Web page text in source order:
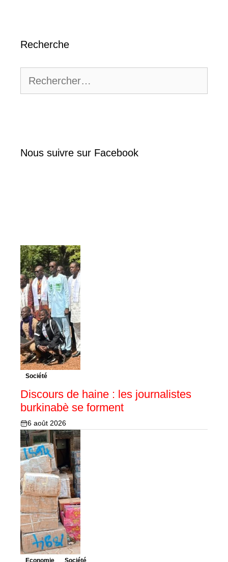
Recherche
Nous suivre sur Facebook
Société
Discours de haine : les journalistes
burkinabè se forment
6 août 2026
Economie Société